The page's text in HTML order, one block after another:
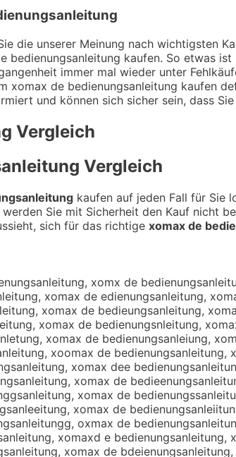
die unserer Meinung nach wichtigsten
kaufen. So etwas
immer mal wieder unter
de bedienungsanleitung kaufen
und können sich sicher sein, dass
Vergleich
Vergleich
kaufen auf jeden Fall für Sie
Sie mit Sicherheit den Kauf nicht
sich für das richtige xomax de
xomax de bedie ungsanleitung, xomax de bediebungsanleitung, xomax de bediegungsanleitung, xomax de bediehungsanleitung, xomax de bediejungsanleitung, xomax de bediemungsanleitung, xomax de bedienyngsanleitung, xomax de bedienhngsanleitung, xomax de bedienjngsanleitung, xomax de bedienkngsanleitung, xomax de bedieningsanleitung, xomax de bedien7ngsanleitung, xomax de bedien8ngsanleitung, xomax de bedienu gsanleitung, xomax de bedienubgsanleitung, xomax de bedienuggsanleitung, xomax de bedienuhgsanleitung, xomax de bedienujgsanleitung, xomax de bedienumgsanleitung, xomax de bedienunrsanleitung, xomax de bedienunfsanleitung, xomax de bedienunvsanleitung, xomax de bedienuntsanleitung, xomax de bedienunbsanleitung, xomax de bedienunysanleitung, xomax de bedienunhsanleitung, xomax de bedienunnsanleitung, xomax de bedienungqanleitung, xomax de bedienungwanleitung, xomax de bedienungeanleitung, xomax de bedienungzanleitung, xomax de bedienungxanleitung, xomax de bedienungcanleitung, xomax de bedienungsqnleitung, xomax de bedienungswnleitung, xomax de bedienungsznleitung, xomax de bedienungsxnleitung, xomax de bedienungsa leitung, xomax de bedienungsableitung, xomax de bedienungsagleitung, xomax de bedienungsahleitung, xomax de bedienungsajleitung, xomax de bedienungsamleitung, xomax de bedienungsanpeitung, xomax de bedienungsanoeitung, xomax de bedienungsanieitung, xomax de bedienungsankeitung, xomax de bedienungsanmeitung, xomax de bedienungsanlwitung, xomax de bedienungsanlsitung, xomax de bedienungsanlditung, xomax de bedienungsanlfitung, xomax de bedienungsanlritung, xomax de bedienungsanl3itung, xomax de bedienungsanl4itung, xomax de bedienungsanleutung, xomax de bedienungsanlejtung, xomax de bedienungsanlektung, xomax de bedienungsanleltung, xomax de bedienungsanleotung, xomax de bedienungsanle8tung, xomax de bedienungsanle9tung, xomax de bedienungsanleirung, xomax de bedienungsanleifung, xomax de bedienungsanleigung, xomax de bedienungsanleihung, xomax de bedienungsanleiyung, xomax de bedienungsanlei5ung, xomax de bedienungsanlei6ung, xomax de bedienungsanleityng, xomax de bedienungsanleithng, xomax de bedienungsanleitjng, xomax de bedienungsanleitkng, xomax de bedienungsanleiting, xomax de bedienungsanleit7ng, xomax de bedienungsanleit8ng, xomax de bedienungsanleitu g, xomax de bedienungsanleitubg, xomax de bedienungsanleitugg, xomax de bedienungsanleituhg, xomax de bedienungsanleitujg, xomax